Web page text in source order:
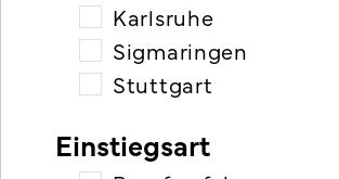
Karlsruhe
Sigmaringen
Stuttgart
Einstiegsart